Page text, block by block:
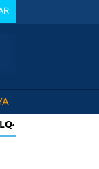
631 -3,13
-3,13